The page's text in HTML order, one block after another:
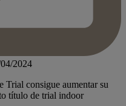
2024
consigue aumentar su
título de trial indoor